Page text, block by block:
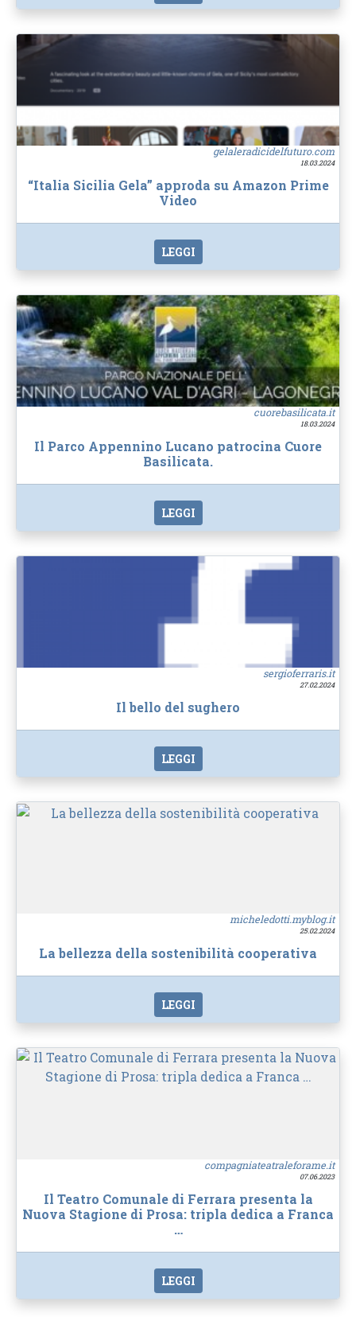
gelaleradicidelfuturo.com
18.03.2024
“Italia Sicilia Gela” approda su Amazon Prime
Video
LEGGI
cuorebasilicata.it
18.03.2024
Il Parco Appennino Lucano patrocina Cuore
Basilicata.
LEGGI
sergioferraris.it
27.02.2024
Il bello del sughero
LEGGI
micheledotti.myblog.it
25.02.2024
La bellezza della sostenibilità cooperativa
LEGGI
compagniateatraleforame.it
07.06.2023
Il Teatro Comunale di Ferrara presenta la
Nuova Stagione di Prosa: tripla dedica a Franca
…
LEGGI